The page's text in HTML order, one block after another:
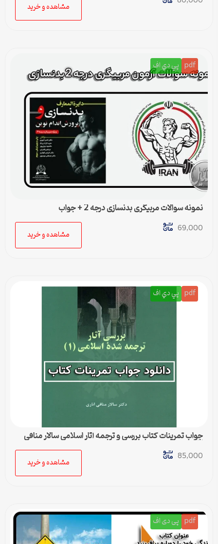
مشاهده و خرید
pdf پي دي اف
نمونه سوالات مربیگری بدنسازی درجه 2 + جواب
69,000
مشاهده و خرید
pdf پي دي اف
جواب تمرینات کتاب بررسی و ترجمه آثار اسلامی سالار منافی
اناری
85,000
مشاهده و خرید
pdf پی دی اف